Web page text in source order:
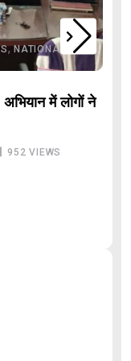
,NATIONAL
अभियान में लोगों ने
952 VIEWS